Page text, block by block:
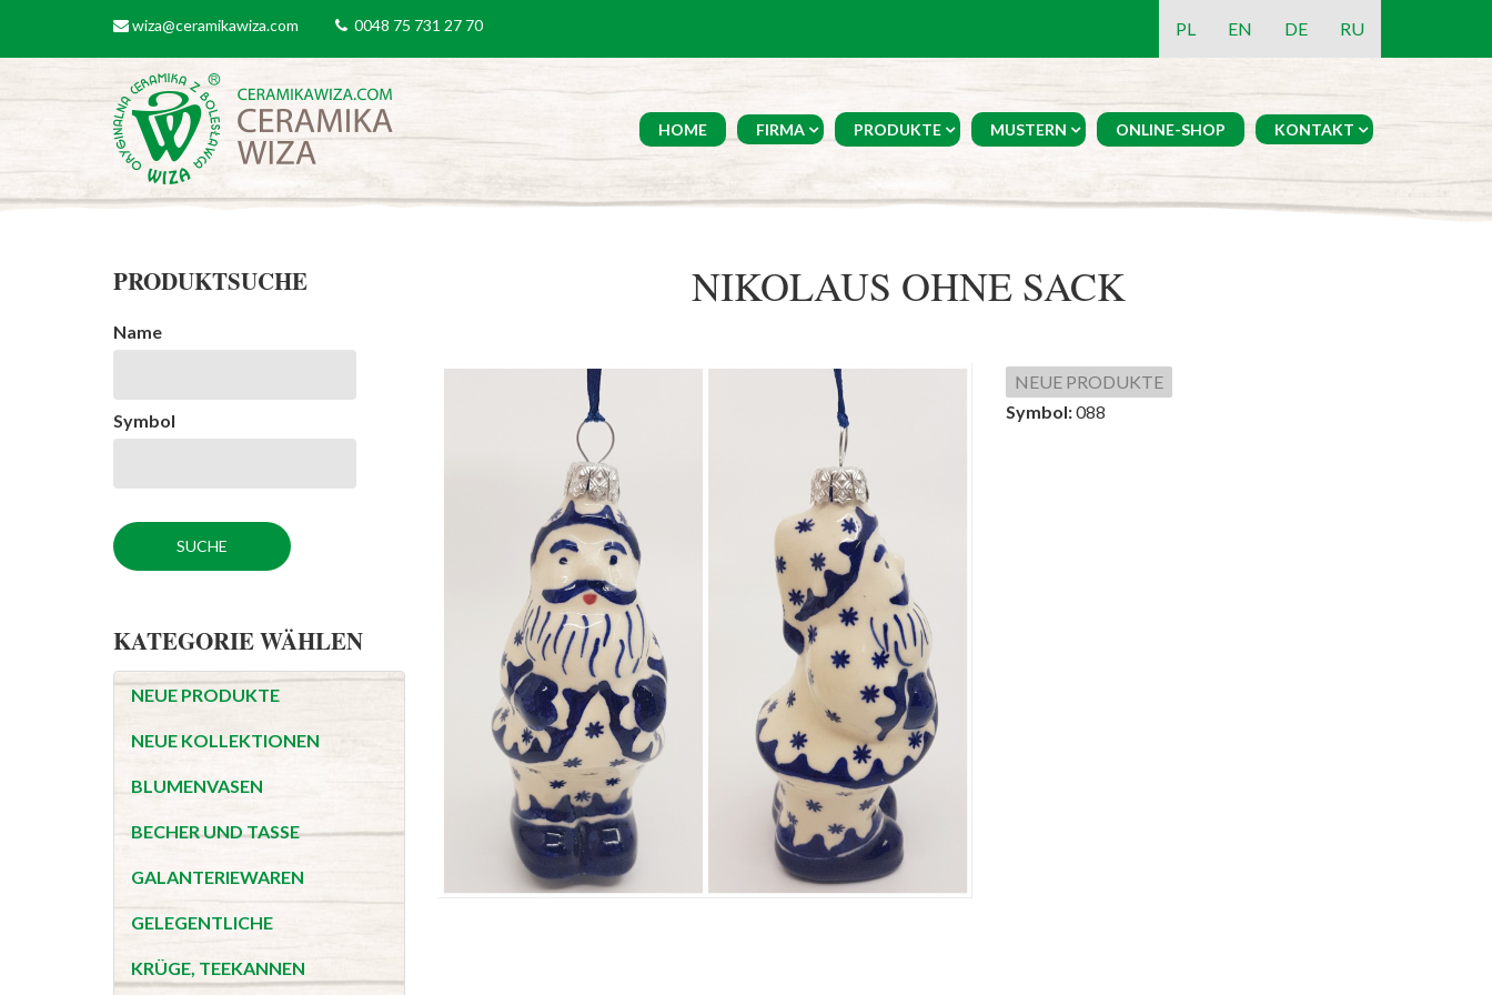
email
wiza@ceramikawiza.com tel0048 75 731 27 70 PL EN DE RU
HOME FIRMA PRODUKTE MUSTERN ONLINE-SHOP KONTAKT
PRODUKTSUCHE
Name
Symbol
KATEGORIE WÄHLEN
NEUE PRODUKTE
NEUE KOLLEKTIONEN
BLUMENVASEN
BECHER UND TASSE
GALANTERIEWAREN
GELEGENTLICHE
KRÜGE, TEEKANNEN
NIKOLAUS OHNE SACK
NEUE PRODUKTE
Symbol:088